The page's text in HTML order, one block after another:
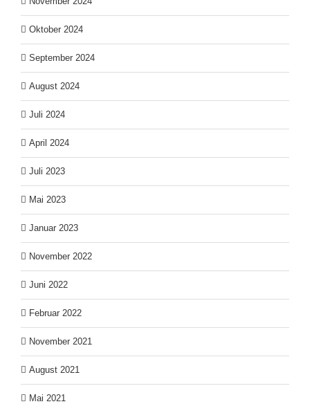
Oktober 2024
September 2024
August 2024
Juli 2024
April 2024
Juli 2023
Mai 2023
Januar 2023
November 2022
Juni 2022
Februar 2022
November 2021
August 2021
Mai 2021